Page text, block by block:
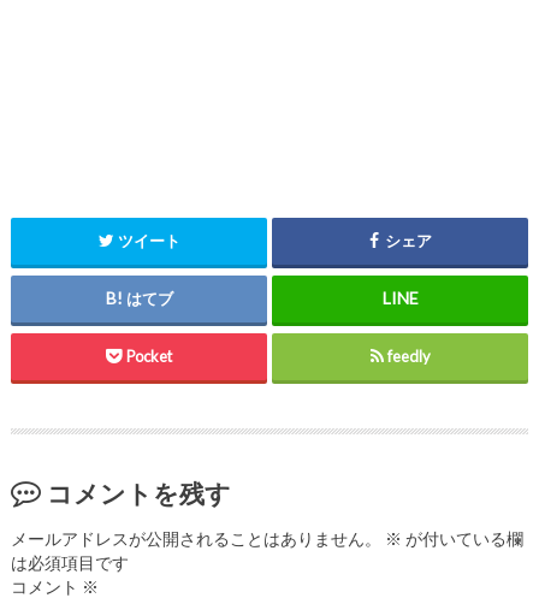
ツイート シェア
はてブ
Pocket feedly
コメントを残す
メールアドレスが公開されることはありません。 ※ が付いている欄
は必須項目です
コメント ※